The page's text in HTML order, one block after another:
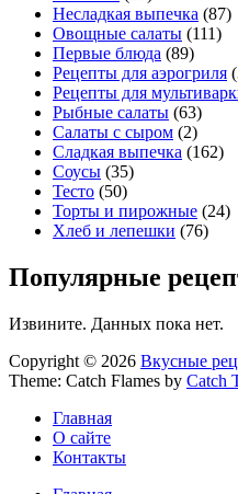
Несладкая выпечка (87)
Овощные салаты (111)
Первые блюда (89)
Рецепты для аэрогриля
Рецепты для
Рыбные салаты (63)
Салаты с сыром (2)
Сладкая выпечка (162)
Соусы (35)
Тесто (50)
Торты и пирожные (24)
Хлеб и лепешки (76)
Популярные
Извините. Данных пока нет.
Copyright © 2026 Вкусные
Theme: Catch Flames by Catch
Главная
О сайте
Контакты